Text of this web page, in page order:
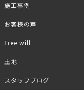
施工事例
お客様の声
Free will
土地
スタッフブログ